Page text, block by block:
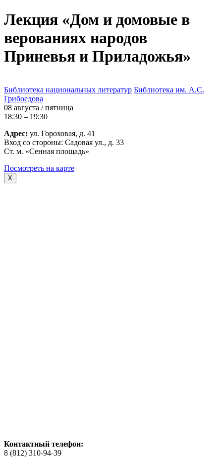
Лекция «Дом и домовые в
верованиях народов
Приневья и Приладожья»
Библиотека национальных литератур Библиотека им. А.С.
Грибоедова
08 августа / пятница
18:30 – 19:30
Адрес: ул. Гороховая, д. 41
Вход со стороны: Садовая ул., д. 33
Ст. м. «Сенная площадь»
Посмотреть на карте
X
Контактный телефон:
8 (812) 310-94-39